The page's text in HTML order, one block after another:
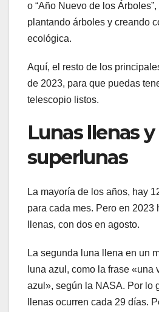
o “Año Nuevo de los
plantando árboles y creando
ecológica.
Aquí, el resto de los
de 2023, para que puedas
telescopio listos.
Lunas llenas y
superlunas
La mayoría de los años, hay
para cada mes. Pero en 2023
llenas, con dos en agosto.
La segunda luna llena en un
luna azul, como la frase «una
azul», según la NASA. Por lo
llenas ocurren cada 29 días.